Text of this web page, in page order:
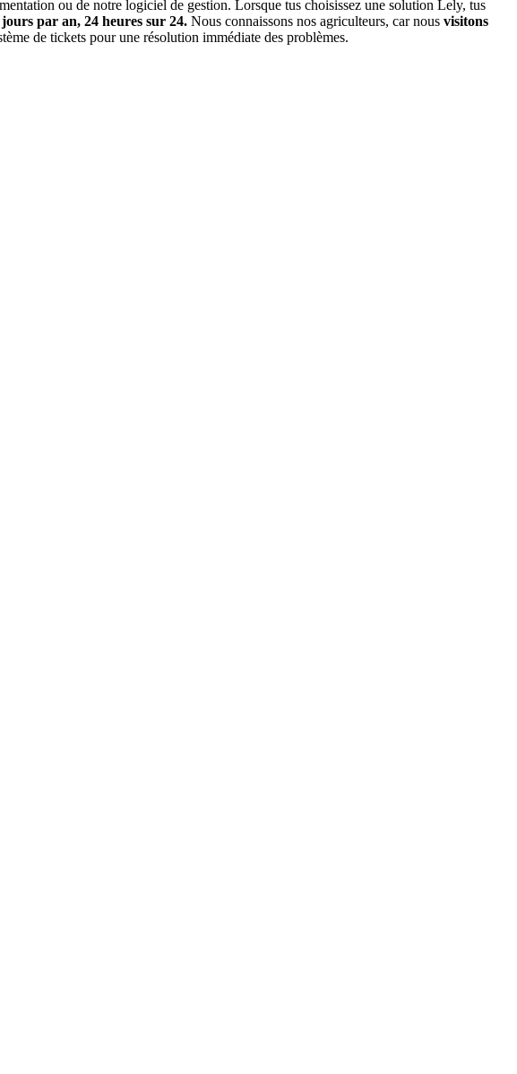
ou de notre logiciel de gestion. Lorsque tus choisissez une solution Lely, tus
jours par an, 24 heures sur 24. Nous connaissons nos agriculteurs, car nous visitons
de tickets pour une résolution immédiate des problèmes.